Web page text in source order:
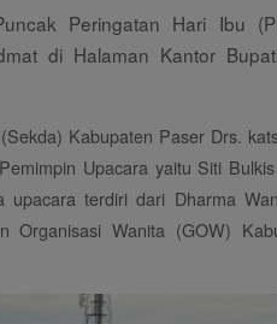
Peringatan Hari Ibu
di Halaman Kantor
Kabupaten Paser Drs.
Upacara yaitu Siti
upacara terdiri dari Dharma
Organisasi Wanita (GOW)